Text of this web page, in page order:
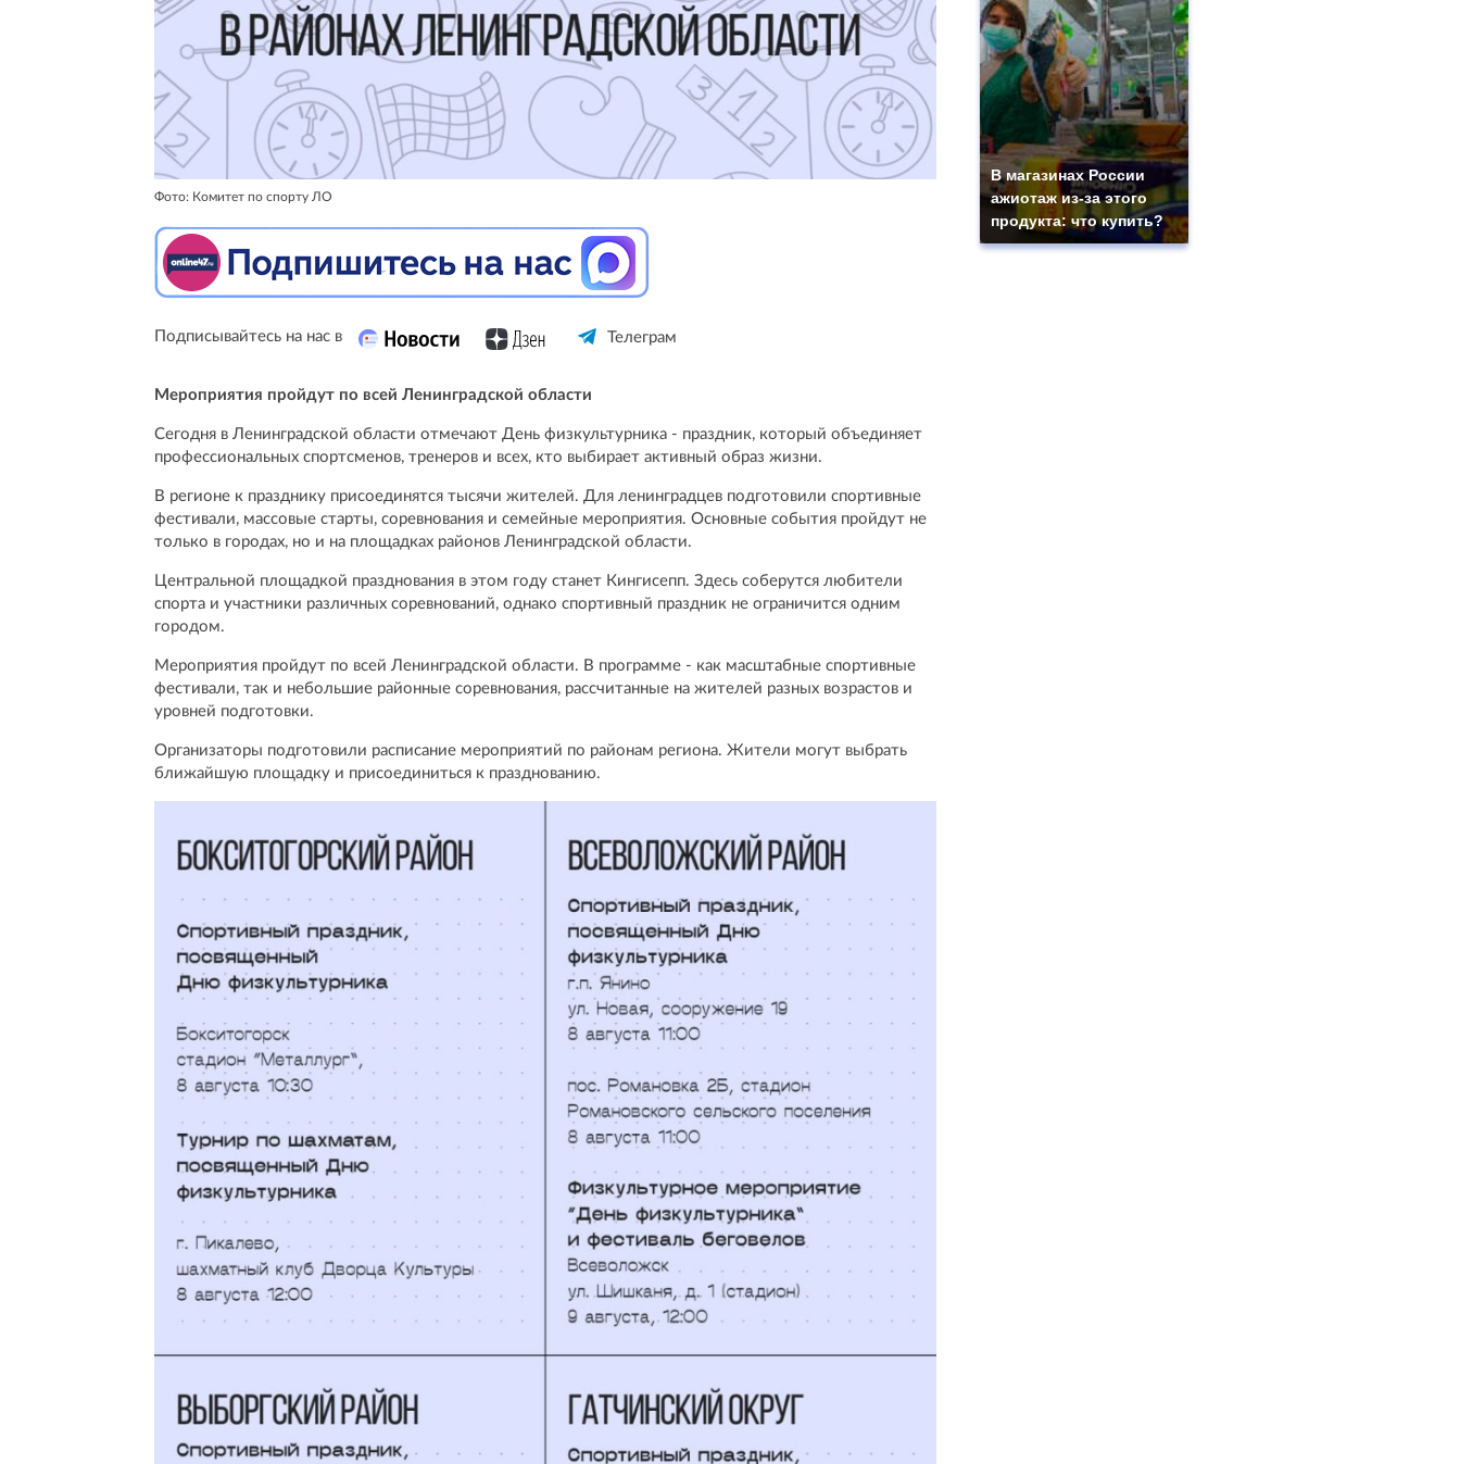
Фото: Комитет по спорту ЛО
Подписывайтесь на нас в Телеграм
Мероприятия пройдут по всей Ленинградской области
Сегодня в Ленинградской области отмечают День физкультурника - праздник, который объединяет
профессиональных спортсменов, тренеров и всех, кто выбирает активный образ жизни.
В регионе к празднику присоединятся тысячи жителей. Для ленинградцев подготовили спортивные
фестивали, массовые старты, соревнования и семейные мероприятия. Основные события пройдут не
только в городах, но и на площадках районов Ленинградской области.
Центральной площадкой празднования в этом году станет Кингисепп. Здесь соберутся любители
спорта и участники различных соревнований, однако спортивный праздник не ограничится одним
городом.
Мероприятия пройдут по всей Ленинградской области. В программе - как масштабные спортивные
фестивали, так и небольшие районные соревнования, рассчитанные на жителей разных возрастов и
уровней подготовки.
Организаторы подготовили расписание мероприятий по районам региона. Жители могут выбрать
ближайшую площадку и присоединиться к празднованию.
В магазинах России
ажиотаж из-за этого
продукта: что купить?